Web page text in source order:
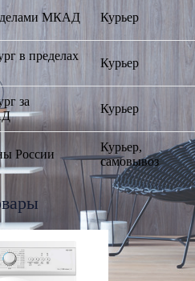
МКАД Курьер
в пределах
Курьер
за
Курьер
России
Курьер,
самовывоз